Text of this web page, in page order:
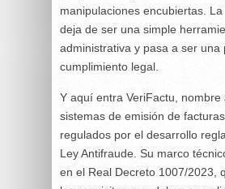
manipulaciones encubiertas.
deja de ser una simple
administrativa y pasa a ser una
cumplimiento legal.
Y aquí entra VeriFactu, nombre
sistemas de emisión de
regulados por el desarrollo
Ley Antifraude. Su marco
en el Real Decreto 1007/2023,